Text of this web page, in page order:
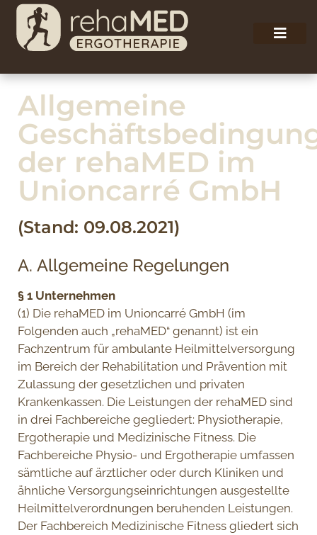
Allgemeine
der rehaMED im
Unioncarré GmbH
(Stand: 09.08.2021)
A. Allgemeine Regelungen
§ 1 Unternehmen
(1) Die rehaMED im Unioncarré GmbH (im
Folgenden auch „rehaMED“ genannt) ist ein
Fachzentrum für ambulante Heilmittelversorgung
im Bereich der Rehabilitation und Prävention mit
Zulassung der gesetzlichen und privaten
Krankenkassen. Die Leistungen der rehaMED sind
in drei Fachbereiche gegliedert: Physiotherapie,
Ergotherapie und Medizinische Fitness. Die
Fachbereiche Physio- und Ergotherapie umfassen
sämtliche auf ärztlicher oder durch Kliniken und
ähnliche Versorgungseinrichtungen ausgestellte
Heilmittelverordnungen beruhenden Leistungen.
Der Fachbereich Medizinische Fitness gliedert sich